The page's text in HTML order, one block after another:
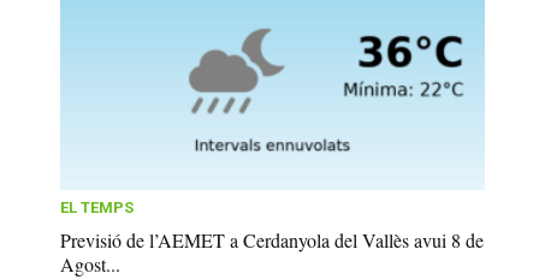
EL TEMPS
Previsió de l’AEMET a Cerdanyola del Vallès avui 8 de
Agost...